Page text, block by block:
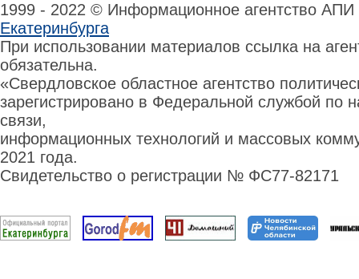
1999 - 2022 © Информационное агентство
Екатеринбурга
При использовании материалов ссылка на
обязательна.
«Свердловское областное агентство
зарегистрировано в Федеральной службой по
связи,
информационных технологий и массовых
2021 года.
Свидетельство о регистрации № ФС77-82171